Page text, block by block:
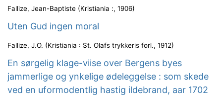
Fallize, Jean-Baptiste (Kristiania :, 1906)
Uten Gud ingen moral
Fallize, J.O. (Kristiania : St. Olafs trykkeris forl., 1912)
En sørgelig klage-viise over Bergens byes
jammerlige og ynkelige ødeleggelse : som skede
ved en uformodentlig hastig ildebrand, aar 1702